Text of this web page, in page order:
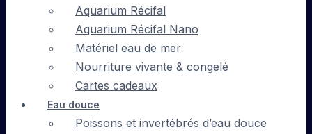
Aquarium Récifal
Aquarium Récifal Nano
Matériel eau de mer
Nourriture vivante & congelé
Cartes cadeaux
Eau douce
Poissons et invertébrés d’eau douce